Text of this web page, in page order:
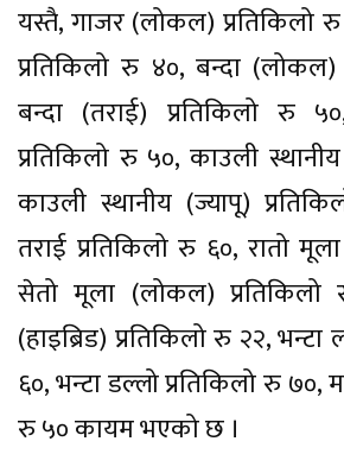
यस्तै, गाजर (लोकल) प्रतिकिलो
प्रतिकिलो रु ४०, बन्दा
बन्दा (तराई) प्रतिकिलो रु
प्रतिकिलो रु ५०, काउली
काउली स्थानीय (ज्यापू)
तराई प्रतिकिलो रु ६०, रातो
सेतो मूला (लोकल)
(हाइब्रिड) प्रतिकिलो रु २२, भन्टा
६०, भन्टा डल्लो प्रतिकिलो रु ७०,
रु ५० कायम भएको छ ।